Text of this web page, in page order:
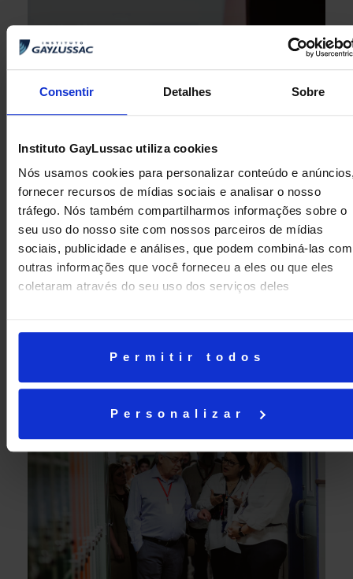
Consentir Detalhes Sobre
Instituto GayLussac utiliza cookies
Nós usamos cookies para personalizar conteúdo e
fornecer recursos de mídias sociais e analisar o nosso
tráfego. Nós também compartilharmos informações sobre o
seu uso do nosso site com nossos parceiros de mídias
sociais, publicidade e análises, que podem combiná-las com
outras informações que você forneceu a eles ou que eles
coletaram através do seu uso dos serviços deles
Permitir todos
Personalizar